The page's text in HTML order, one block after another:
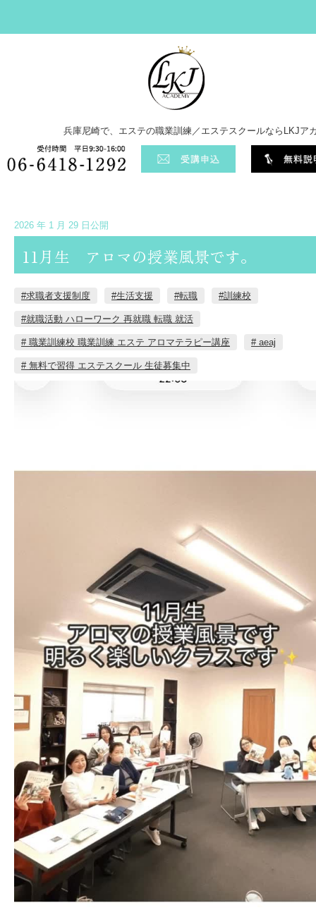
兵庫尼崎で、エステの職業訓練／エステスクールならLKJア
2026 年 1 月 29 日公開
11月生 アロマの授業風景です。
#求職者支援制度 #生活支援 #転職 #訓練校
#就職活動 ハローワーク 再就職 転職 就活
# 職業訓練校 職業訓練 エステ アロマテラピー講座 # aeaj
# 無料で習得 エステスクール 生徒募集中